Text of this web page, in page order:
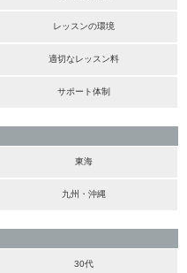
レッスンの環境
適切なレッスン料
サポート体制
東海
九州・沖縄
30代